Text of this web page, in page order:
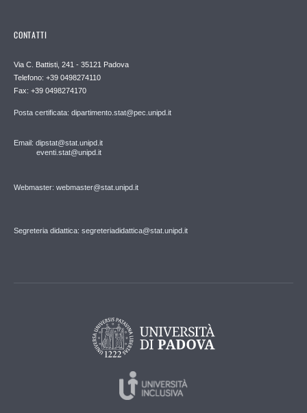
CONTATTI
Via C. Battisti, 241 - 35121 Padova
Telefono: +39 0498274110
Fax: +39 0498274170
Posta certificata: dipartimento.stat@pec.unipd.it
Email: dipstat@stat.unipd.it
eventi.stat@unipd.it
Webmaster: webmaster@stat.unipd.it
Segreteria didattica: segreteriadidattica@stat.unipd.it